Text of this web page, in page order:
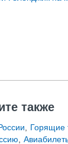
также
Горящие